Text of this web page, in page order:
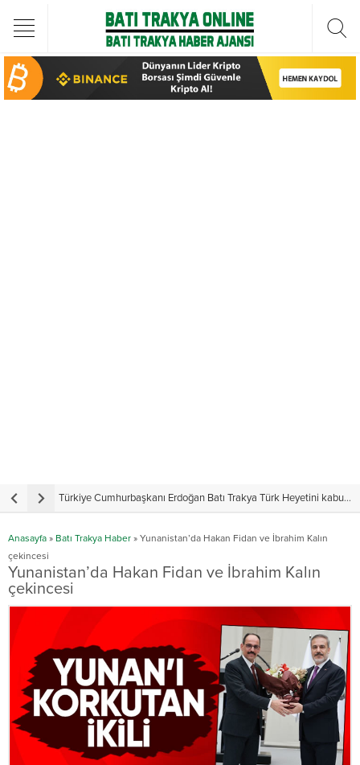
Türkiye Cumhurbaşkanı Erdoğan Batı Trakya Türk Heyetini kabul etti
Anasayfa » Batı Trakya Haber » Yunanistan’da Hakan Fidan ve İbrahim Kalın
çekincesi
Yunanistan’da Hakan Fidan ve İbrahim Kalın
çekincesi